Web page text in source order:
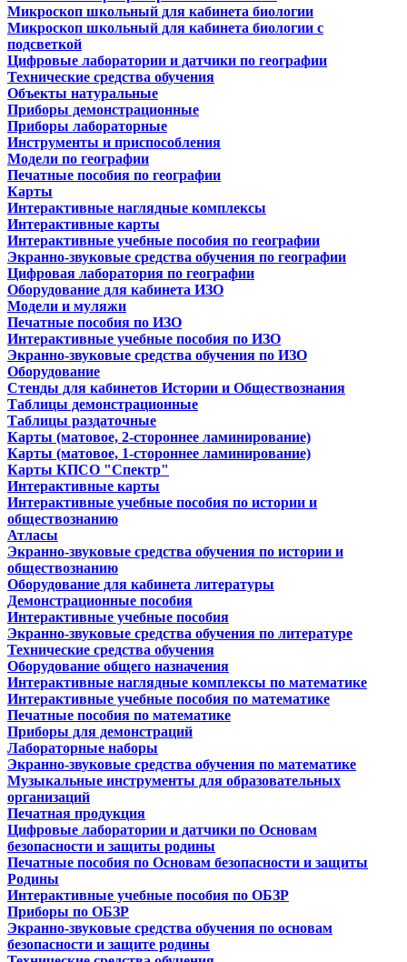
Микроскоп школьный для кабинета биологии
Микроскоп школьный для кабинета биологии с
подсветкой
Цифровые лаборатории и датчики по географии
Технические средства обучения
Объекты натуральные
Приборы демонстрационные
Приборы лабораторные
Инструменты и приспособления
Модели по географии
Печатные пособия по географии
Карты
Интерактивные наглядные комплексы
Интерактивные карты
Интерактивные учебные пособия по географии
Экранно-звуковые средства обучения по географии
Цифровая лаборатория по географии
Оборудование для кабинета ИЗО
Модели и муляжи
Печатные пособия по ИЗО
Интерактивные учебные пособия по ИЗО
Экранно-звуковые средства обучения по ИЗО
Оборудование
Стенды для кабинетов Истории и Обществознания
Таблицы демонстрационные
Таблицы раздаточные
Карты (матовое, 2-стороннее ламинирование)
Карты (матовое, 1-стороннее ламинирование)
Карты КПСО "Спектр"
Интерактивные карты
Интерактивные учебные пособия по истории и
обществознанию
Атласы
Экранно-звуковые средства обучения по истории и
обществознанию
Оборудование для кабинета литературы
Демонстрационные пособия
Интерактивные учебные пособия
Экранно-звуковые средства обучения по литературе
Технические средства обучения
Оборудование общего назначения
Интерактивные наглядные комплексы по математике
Интерактивные учебные пособия по математике
Печатные пособия по математике
Приборы для демонстраций
Лабораторные наборы
Экранно-звуковые средства обучения по математике
Музыкальные инструменты для образовательных
организаций
Печатная продукция
Цифровые лаборатории и датчики по Основам
безопасности и защиты родины
Печатные пособия по Основам безопасности и защиты
Родины
Интерактивные учебные пособия по ОБЗР
Приборы по ОБЗР
Экранно-звуковые средства обучения по основам
безопасности и защите родины